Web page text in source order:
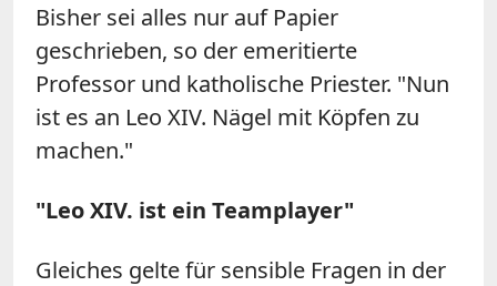
Bisher sei alles nur auf Papier
geschrieben, so der emeritierte
Professor und katholische Priester. "Nun
ist es an Leo XIV. Nägel mit Köpfen zu
machen."
"Leo XIV. ist ein Teamplayer"
Gleiches gelte für sensible Fragen in der